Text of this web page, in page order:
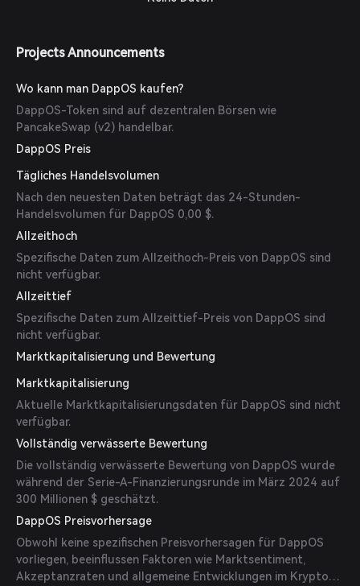
Projects Announcements
Wo kann man DappOS kaufen?
DappOS-Token sind auf dezentralen Börsen wie
PancakeSwap (v2) handelbar.
DappOS Preis
Tägliches Handelsvolumen
Nach den neuesten Daten beträgt das 24-Stunden-
Handelsvolumen für DappOS 0,00 $.
Allzeithoch
Spezifische Daten zum Allzeithoch-Preis von DappOS sind
nicht verfügbar.
Allzeittief
Spezifische Daten zum Allzeittief-Preis von DappOS sind
nicht verfügbar.
Marktkapitalisierung und Bewertung
Marktkapitalisierung
Aktuelle Marktkapitalisierungsdaten für DappOS sind nicht
verfügbar.
Vollständig verwässerte Bewertung
Die vollständig verwässerte Bewertung von DappOS wurde
während der Serie-A-Finanzierungsrunde im März 2024 auf
300 Millionen $ geschätzt.
DappOS Preisvorhersage
Obwohl keine spezifischen Preisvorhersagen für DappOS
vorliegen, beeinflussen Faktoren wie Marktsentiment,
Akzeptanzraten und allgemeine Entwicklungen im Krypto-